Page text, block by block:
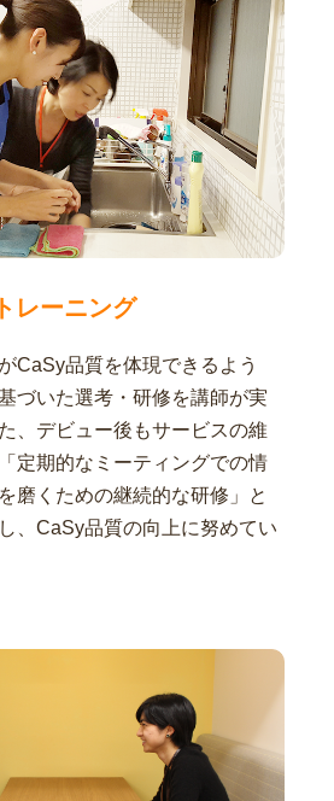
トレーニング
CaSy品質を体現できるよう
づいた選考・研修を講師が実
、デビュー後もサービスの維
定期的なミーティングでの情
磨くための継続的な研修」と
、CaSy品質の向上に努めてい